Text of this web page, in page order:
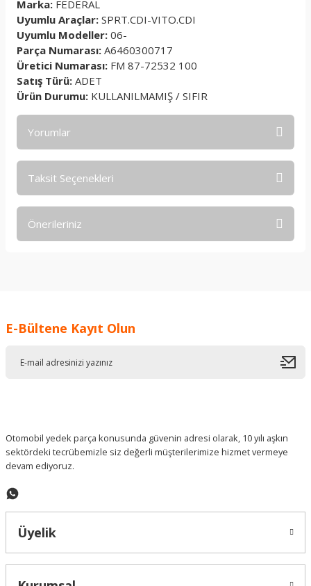
Marka: FEDERAL
Uyumlu Araçlar: SPRT.CDI-VITO.CDI
Uyumlu Modeller: 06-
Parça Numarası: A6460300717
Üretici Numarası: FM 87-72532 100
Satış Türü: ADET
Ürün Durumu: KULLANILMAMIŞ / SIFIR
Yorumlar
Taksit Seçenekleri
Önerileriniz
Ürün resmi kalitesiz, bozuk veya görüntülenemiyor.
E-Bültene Kayıt Olun
Otomobil yedek parça konusunda güvenin adresi olarak, 10 yılı aşkın
sektördeki tecrübemizle siz değerli müşterilerimize hizmet vermeye
devam ediyoruz.
Üyelik